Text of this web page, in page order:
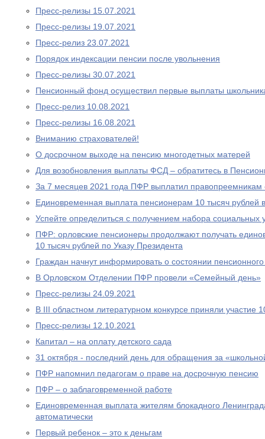
Пресс-релизы 15.07.2021
Пресс-релизы 19.07.2021
Пресс-релиз 23.07.2021
Порядок индексации пенсии после увольнения
Пресс-релизы 30.07.2021
Пенсионный фонд осуществил первые выплаты
Пресс-релиз 10.08.2021
Пресс-релизы 16.08.2021
Вниманию страхователей!
О досрочном выходе на пенсию многодетных матерей
Для возобновления выплаты ФСД – обратитесь в
За 7 месяцев 2021 года ПФР выплатил
Единовременная выплата пенсионерам 10 тысяч рублей
Успейте определиться с получением набора социальных
ПФР: орловские пенсионеры продолжают получать
10 тысяч рублей по Указу Президента
Граждан начнут информировать о состоянии
В Орловском Отделении ПФР провели «Семейный день»
Пресс-релизы 24.09.2021
В III областном литературном конкурсе приняли участие
Пресс-релизы 12.10.2021
Капитал – на оплату детского сада
31 октября - последний день для обращения за
ПФР напомнил педагогам о праве на досрочную пенсию
ПФР – о заблаговременной работе
Единовременная выплата жителям блокадного
автоматически
Первый ребенок – это к деньгам